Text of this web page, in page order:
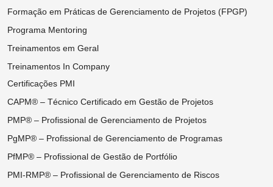
Formação em Práticas de Gerenciamento de Projetos (FPGP)
Programa Mentoring
Treinamentos em Geral
Treinamentos In Company
Certificações PMI
CAPM® – Técnico Certificado em Gestão de Projetos
PMP® – Profissional de Gerenciamento de Projetos
PgMP® – Profissional de Gerenciamento de Programas
PfMP® – Profissional de Gestão de Portfólio
PMI-RMP® – Profissional de Gerenciamento de Riscos